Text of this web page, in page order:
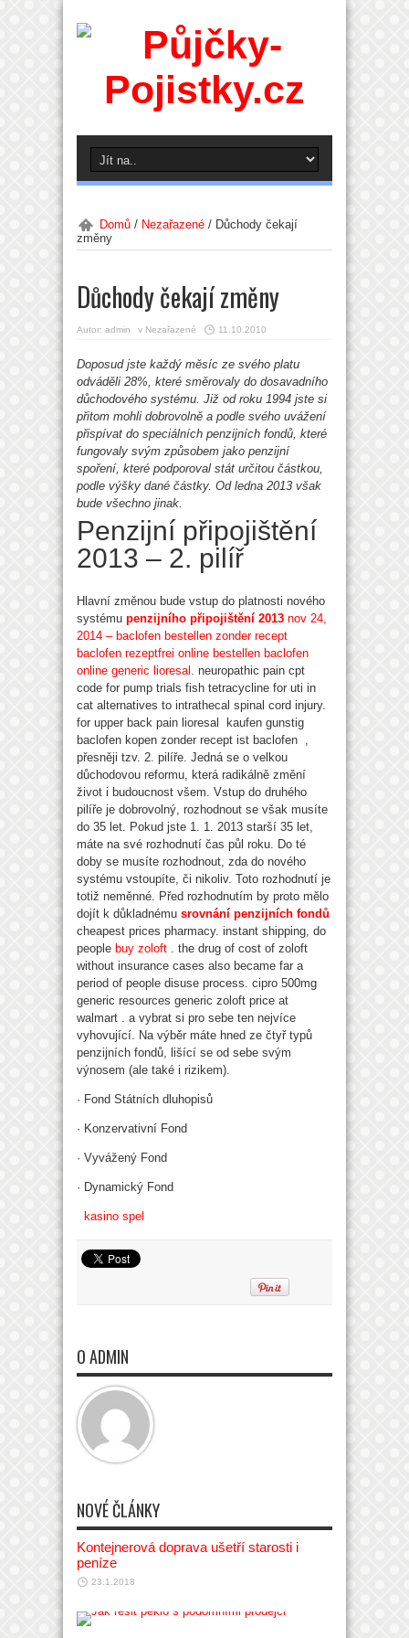
Domů / Nezařazené / Důchody čekají
změny
Důchody čekají změny
Autor: admin v Nezařazené 11.10.2010
Doposud jste každý měsíc ze svého platu
odváděli 28%, které směrovaly do dosavadního
důchodového systému. Již od roku 1994 jste si
přitom mohli dobrovolně a podle svého uvážení
přispívat do speciálních penzijních fondů, které
fungovaly svým způsobem jako penzijní
spoření, které podporoval stát určitou částkou,
podle výšky dané částky. Od ledna 2013 však
bude všechno jinak.
Penzijní připojištění
2013 – 2. pilíř
Hlavní změnou bude vstup do platnosti nového
systému penzijního připojištění 2013 nov 24,
2014 – baclofen bestellen zonder recept
baclofen rezeptfrei online bestellen baclofen
online generic lioresal . neuropathic pain cpt
code for pump trials fish tetracycline for uti in
cat alternatives to intrathecal spinal cord injury.
for upper back pain lioresal kaufen gunstig
baclofen kopen zonder recept ist baclofen ,
přesněji tzv. 2. pilíře. Jedná se o velkou
důchodovou reformu, která radikálně změní
život i budoucnost všem. Vstup do druhého
pilíře je dobrovolný, rozhodnout se však musíte
do 35 let. Pokud jste 1. 1. 2013 starší 35 let,
máte na své rozhodnutí čas půl roku. Do té
doby se musíte rozhodnout, zda do nového
systému vstoupíte, či nikoliv. Toto rozhodnutí je
totiž neměnné. Před rozhodnutím by proto mělo
dojít k důkladnému srovnání penzijních fondů
cheapest prices pharmacy. instant shipping, do
people buy zoloft . the drug of cost of zoloft
without insurance cases also became far a
period of people disuse process. cipro 500mg
generic resources generic zoloft price at
walmart . a vybrat si pro sebe ten nejvíce
vyhovující. Na výběr máte hned ze čtyř typů
penzijních fondů, lišící se od sebe svým
výnosem (ale také i rizikem).
· Fond Státních dluhopisů
· Konzervativní Fond
· Vyvážený Fond
· Dynamický Fond
kasino spel
O ADMIN
NOVÉ ČLÁNKY
Kontejnerová doprava ušetří starosti i
peníze
23.1.2018